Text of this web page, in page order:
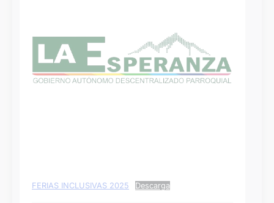
FERIAS INCLUSIVAS 2025 Descarga